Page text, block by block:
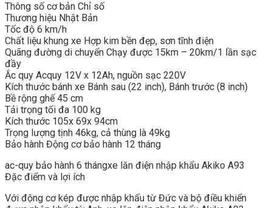
Thông số cơ bản Chỉ số
Thương hiệu Nhật Bản
Tốc độ 6 km/h
Chất liệu khung xe Hợp kim bền đẹp, sơn tĩnh điện
Quãng đường di chuyển Chạy được 15km – 20km/1 lần sạc
đầy
Ắc quy Acquy 12V x 12Ah, nguồn sạc 220V
Kích thước bánh xe Bánh sau (22 inch), Bánh trước (8 inch)
Bề rộng ghế 45 cm
Tải trọng tối đa 100 kg
Kích thước 105x 69x 94cm
Trọng lượng tịnh 46kg, cả thùng là 49kg
Bảo hành Động cơ bảo hành 12 tháng
ac-quy bảo hành 6 thángxe lăn điện nhập khẩu Akiko A93
Đặc điểm và lợi ích
Với động cơ kép được nhập khẩu từ Đức và bộ điều khiển